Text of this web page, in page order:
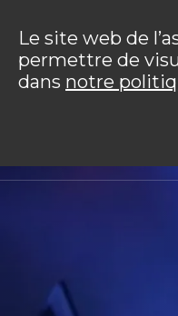
Vous êtes sur le
Le site web de
permettre de
dans notre